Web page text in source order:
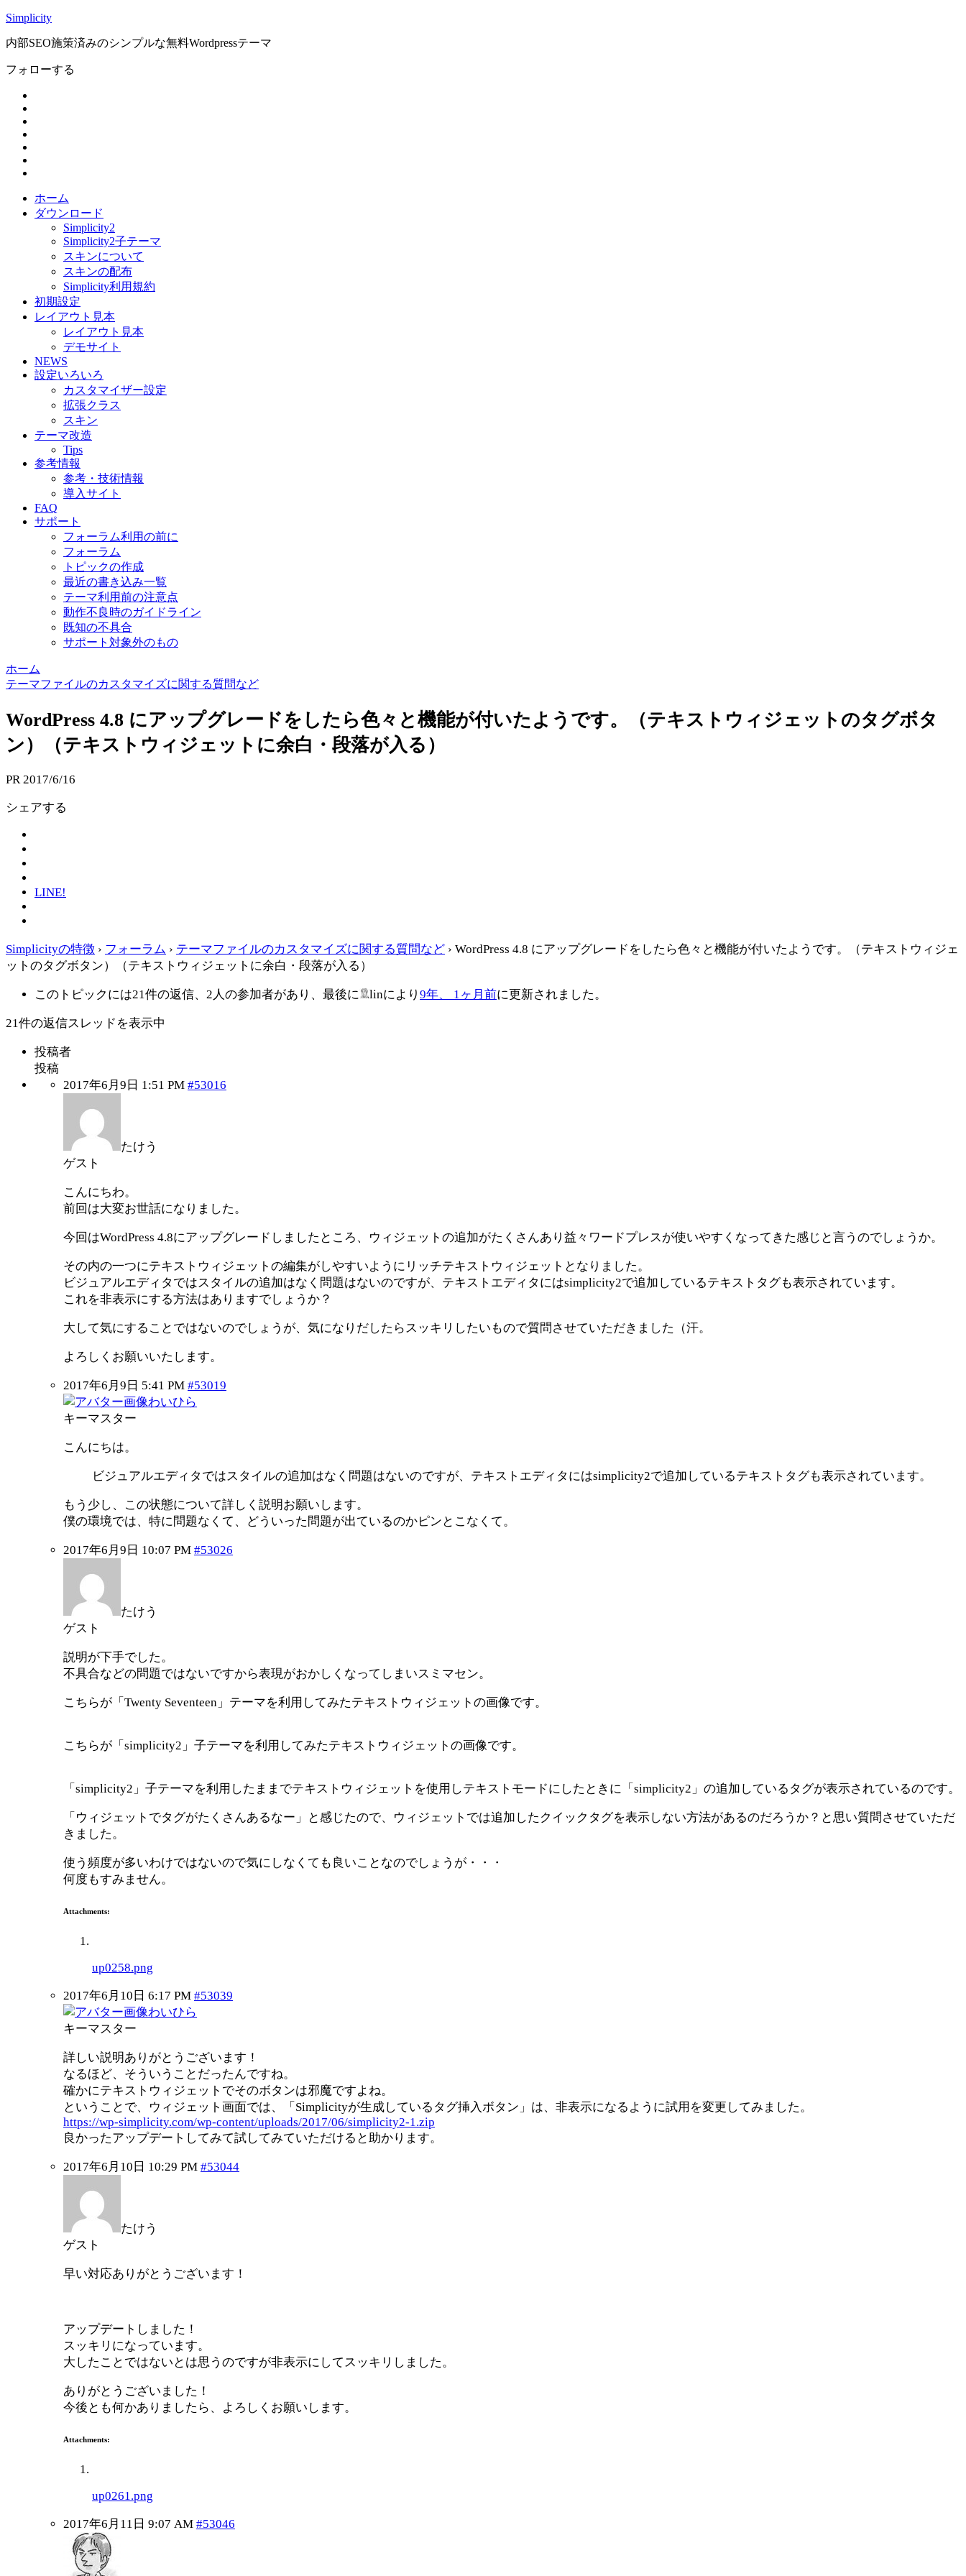
Simplicity
内部SEO施策済みのシンプルな無料Wordpressテーマ
フォローする
ホーム
ダウンロード
Simplicity2
Simplicity2子テーマ
スキンについて
スキンの配布
Simplicity利用規約
初期設定
レイアウト見本
レイアウト見本
デモサイト
NEWS
設定いろいろ
カスタマイザー設定
拡張クラス
スキン
テーマ改造
Tips
参考情報
参考・技術情報
導入サイト
FAQ
サポート
フォーラム利用の前に
フォーラム
トピックの作成
最近の書き込み一覧
テーマ利用前の注意点
動作不良時のガイドライン
既知の不具合
サポート対象外のもの
ホーム
テーマファイルのカスタマイズに関する質問など
WordPress 4.8 にアップグレードをしたら色々と機能が付いたようです。（テキストウィジェットのタグボタ
ン）（テキストウィジェットに余白・段落が入る）
PR 2017/6/16
シェアする
LINE!
Simplicityの特徴 › フォーラム › テーマファイルのカスタマイズに関する質問など › WordPress 4.8 にアップグレードをしたら色々と機能が付いたようです。（テキストウィジェ
ットのタグボタン）（テキストウィジェットに余白・段落が入る）
このトピックには21件の返信、2人の参加者があり、最後に linにより 9年、 1ヶ月前に更新されました。
21件の返信スレッドを表示中
投稿者
投稿
2017年6月9日 1:51 PM #53016
たけう
ゲスト
こんにちわ。
前回は大変お世話になりました。
今回はWordPress 4.8にアップグレードしましたところ、ウィジェットの追加がたくさんあり益々ワードプレスが使いやすくなってきた感じと言うのでしょうか。
その内の一つにテキストウィジェットの編集がしやすいようにリッチテキストウィジェットとなりました。
ビジュアルエディタではスタイルの追加はなく問題はないのですが、テキストエディタにはsimplicity2で追加しているテキストタグも表示されています。
これを非表示にする方法はありますでしょうか？
大して気にすることではないのでしょうが、気になりだしたらスッキリしたいもので質問させていただきました（汗。
よろしくお願いいたします。
2017年6月9日 5:41 PM #53019
わいひら
キーマスター
こんにちは。
ビジュアルエディタではスタイルの追加はなく問題はないのですが、テキストエディタにはsimplicity2で追加しているテキストタグも表示されています。
もう少し、この状態について詳しく説明お願いします。
僕の環境では、特に問題なくて、どういった問題が出ているのかピンとこなくて。
2017年6月9日 10:07 PM #53026
たけう
ゲスト
説明が下手でした。
不具合などの問題ではないですから表現がおかしくなってしまいスミマセン。
こちらが「Twenty Seventeen」テーマを利用してみたテキストウィジェットの画像です。
こちらが「simplicity2」子テーマを利用してみたテキストウィジェットの画像です。
「simplicity2」子テーマを利用したままでテキストウィジェットを使用しテキストモードにしたときに「simplicity2」の追加しているタグが表示されているのです。
「ウィジェットでタグがたくさんあるなー」と感じたので、ウィジェットでは追加したクイックタグを表示しない方法があるのだろうか？と思い質問させていただ
きました。
使う頻度が多いわけではないので気にしなくても良いことなのでしょうが・・・
何度もすみません。
Attachments:
up0258.png
2017年6月10日 6:17 PM #53039
わいひら
キーマスター
詳しい説明ありがとうございます！
なるほど、そういうことだったんですね。
確かにテキストウィジェットでそのボタンは邪魔ですよね。
ということで、ウィジェット画面では、「Simplicityが生成しているタグ挿入ボタン」は、非表示になるように試用を変更してみました。
https://wp-simplicity.com/wp-content/uploads/2017/06/simplicity2-1.zip
良かったアップデートしてみて試してみていただけると助かります。
2017年6月10日 10:29 PM #53044
たけう
ゲスト
早い対応ありがとうございます！
アップデートしました！
スッキリになっています。
大したことではないとは思うのですが非表示にしてスッキリしました。
ありがとうございました！
今後とも何かありましたら、よろしくお願いします。
Attachments:
up0261.png
2017年6月11日 9:07 AM #53046